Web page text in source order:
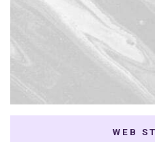
WEB
7 K-dramas Enemies